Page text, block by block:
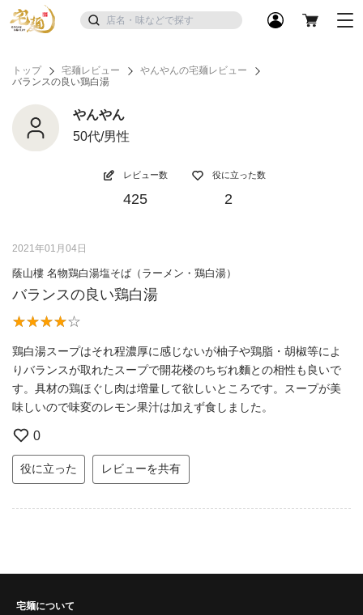
トップ 宅麺レビュー
やんやんの宅麺レビュー
バランスの良い鶏白湯
やんやん
50代/男性
レビュー数
425
役に立った数
2
2021年01月04日
蔭山樓 名物鶏白湯塩そば（ラーメン・鶏白湯）
バランスの良い鶏白湯
鶏白湯スープはそれ程濃厚に感じないが柚子や鶏脂・胡椒等によ
りバランスが取れたスープで開花楼のちぢれ麵との相性も良いで
す。具材の鶏ほぐし肉は増量して欲しいところです。スープが美
味しいので味変のレモン果汁は加えず食しました。
0
役に立った レビューを共有
宅麺について